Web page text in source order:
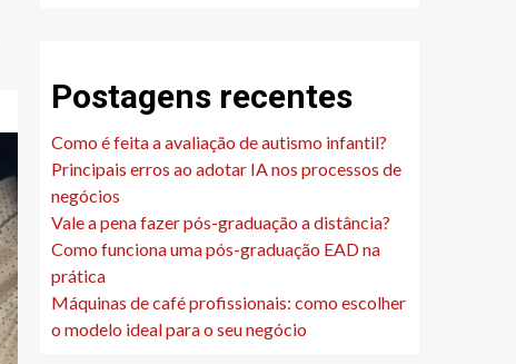
Postagens recentes
Como é feita a avaliação de autismo infantil?
Principais erros ao adotar IA nos processos de
negócios
Vale a pena fazer pós-graduação a distância?
Como funciona uma pós-graduação EAD na
prática
Máquinas de café profissionais: como escolher
o modelo ideal para o seu negócio